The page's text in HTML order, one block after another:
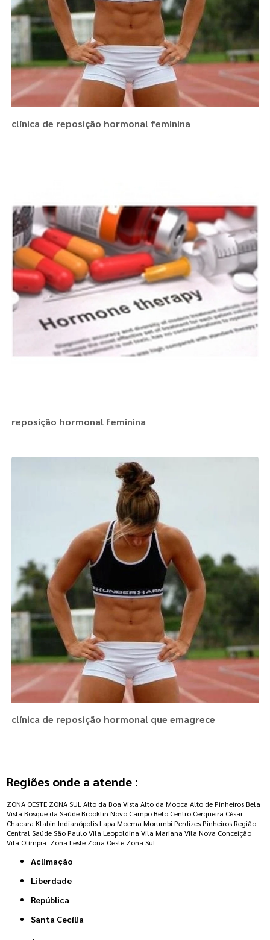
clínica de reposição hormonal feminina
reposição hormonal feminina
clínica de reposição hormonal que emagrece
Regiões onde a atende :
ZONA OESTE ZONA SUL Alto da Boa Vista Alto da Mooca Alto de Pinheiros Bela
Vista Bosque da Saúde Brooklin Novo Campo Belo Centro Cerqueira César
Chacara Klabin Indianópolis Lapa Moema Morumbi Perdizes Pinheiros Região
Central Saúde São Paulo Vila Leopoldina Vila Mariana Vila Nova Conceição
Vila Olímpia Zona Leste Zona Oeste Zona Sul
Aclimação
Liberdade
República
Santa Cecília